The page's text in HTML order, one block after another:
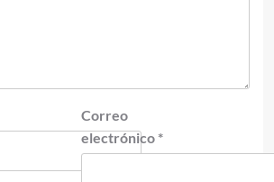
Correo
electrónico *